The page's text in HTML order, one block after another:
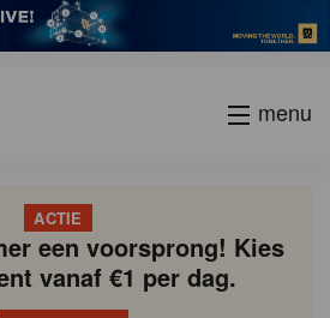
menu
ACTIE
een voorsprong! Kies
vanaf €1 per dag.